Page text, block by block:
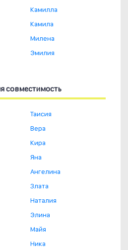
Камилла
Камила
Милена
Эмилия
совместимость
Таисия
Вера
Кира
Яна
Ангелина
Злата
Наталия
Элина
Майя
Ника